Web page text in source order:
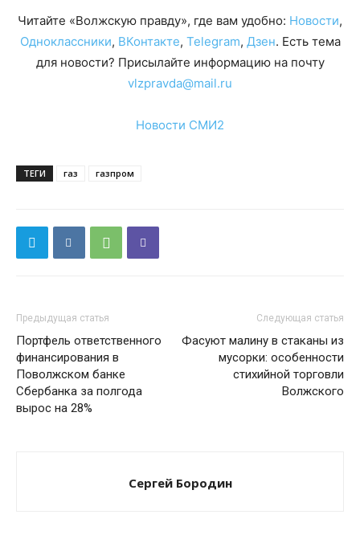
Читайте «Волжскую правду», где вам удобно: Новости,
Одноклассники, ВКонтакте, Telegram, Дзен. Есть тема
для новости? Присылайте информацию на почту
vlzpravda@mail.ru
Новости СМИ2
ТЕГИ газ газпром
Предыдущая статья
Портфель ответственного
финансирования в
Поволжском банке
Сбербанка за полгода
вырос на 28%
Следующая статья
Фасуют малину в стаканы из
мусорки: особенности
стихийной торговли
Волжского
Сергей Бородин